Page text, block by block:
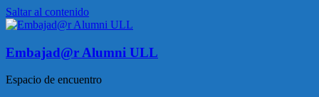
Saltar al contenido
Embajad@r Alumni ULL
Espacio de encuentro